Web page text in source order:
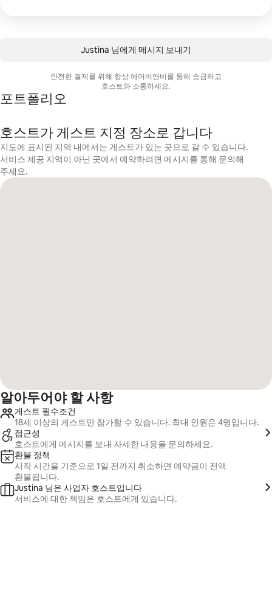
Justina 님에게 메시지 보내기
안전한 결제를 위해 항상 에어비앤비를 통해 송금하고
호스트와 소통하세요.
포트폴리오
호스트가 게스트 지정 장소로 갑니다
지도에 표시된 지역 내에서는 게스트가 있는 곳으로 갈 수 있습니다.
서비스 제공 지역이 아닌 곳에서 예약하려면 메시지를 통해 문의해
주세요.
알아두어야 할 사항
게스트 필수조건
18세 이상의 게스트만 참가할 수 있습니다. 최대 인원은 4명입니다.
접근성
호스트에게 메시지를 보내 자세한 내용을 문의하세요.
환불 정책
시작 시간을 기준으로 1일 전까지 취소하면 예약금이 전액
환불됩니다.
Justina 님은 사업자 호스트입니다
서비스에 대한 책임은 호스트에게 있습니다.